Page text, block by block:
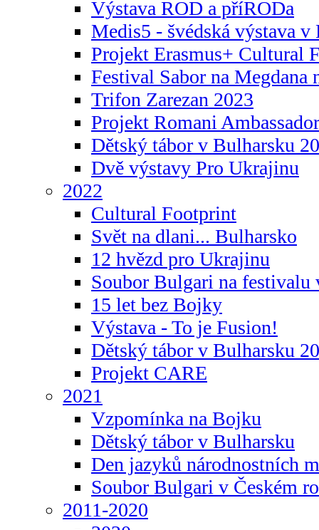
Výstava ROD a příRODa
Medis5 - švédská výstava v
Projekt Erasmus+ Cultural
Festival Sabor na Megdana
Trifon Zarezan 2023
Projekt Romani
Dětský tábor v Bulharsku
Dvě výstavy Pro Ukrajinu
2022
Cultural Footprint
Svět na dlani... Bulharsko
12 hvězd pro Ukrajinu
Soubor Bulgari na festivalu
15 let bez Bojky
Výstava - To je Fusion!
Dětský tábor v Bulharsku
Projekt CARE
2021
Vzpomínka na Bojku
Dětský tábor v Bulharsku
Den jazyků národnostních
Soubor Bulgari v Českém
2011-2020